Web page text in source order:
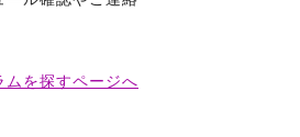
ムを探すページへ